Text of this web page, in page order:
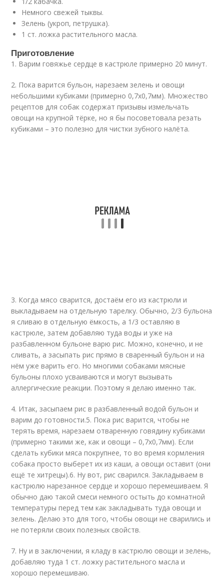
Немного свежей тыквы.
Зелень (укроп, петрушка).
1 ст. ложка растительного масла.
Приготовление
1. Варим говяжье сердце в кастрюле примерно 20 минут.
2. Пока варится бульон, нарезаем зелень и овощи
небольшими кубиками (примерно 0,7х0,7мм). Множество
рецептов для собак содержат призывы измельчать
овощи на крупной тёрке, но я бы посоветовала резать
кубиками – это полезно для чистки зубного налёта.
3. Когда мясо сварится, достаём его из кастрюли и
выкладываем на отдельную тарелку. Обычно, 2/3 бульона
я сливаю в отдельную ёмкость, а 1/3 оставляю в
кастрюле, затем добавляю туда воды и уже на
разбавленном бульоне варю рис. Можно, конечно, и не
сливать, а засыпать рис прямо в сваренный бульон и на
нём уже варить его. Но многими собаками мясные
бульоны плохо усваиваются и могут вызывать
аллергические реакции. Поэтому я делаю именно так.
4. Итак, засыпаем рис в разбавленный водой бульон и
варим до готовности.5. Пока рис варится, чтобы не
терять время, нарезаем отваренную говядину кубиками
(примерно такими же, как и овощи – 0,7х0,7мм). Если
сделать кубики мяса покрупнее, то во время кормления
собака просто выберет их из каши, а овощи оставит (они
ещё те хитрецы).6. Ну вот, рис сварился. Закладываем в
кастрюлю нарезанное сердце и хорошо перемешиваем. Я
обычно даю такой смеси немного остыть до комнатной
температуры перед тем как закладывать туда овощи и
зелень. Делаю это для того, чтобы овощи не сварились и
не потеряли своих полезных свойств.
7. Ну и в заключении, я кладу в кастрюлю овощи и зелень,
добавляю туда 1 ст. ложку растительного масла и
хорошо перемешиваю.